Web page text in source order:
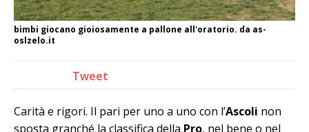
bimbi giocano gioiosamente a pallone all'oratorio. da as-
oslzelo.it
Tweet
Carità e rigori. Il pari per uno a uno con l’Ascoli non
sposta granché la classifica della Pro, nel bene o nel